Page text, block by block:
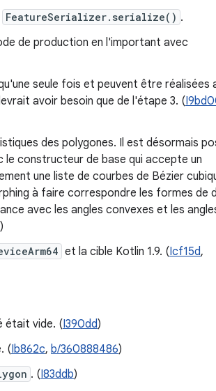
FeatureSerializer.serialize() .
de production en l'important avec
seule fois et peuvent être réalisées
avoir besoin que de l'étape 3. (
des polygones. Il est désormais
le constructeur de base qui accepte un
une liste de courbes de Bézier
à faire correspondre les formes de
avec les angles convexes et les
)
et la cible Kotlin 1.9. (Icf15d,
était vide. (I390dd)
(Ib862c, b/360888486)
. (I83ddb)